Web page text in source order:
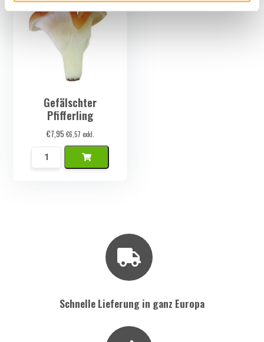
Gefälschter
Pfifferling
€7,95 €6,57 exkl.
Namaak
Cantharel
Schnelle Lieferung in ganz Europa